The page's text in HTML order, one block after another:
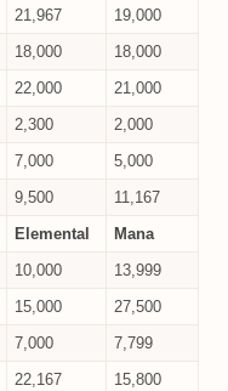
21,967
19,000
18,000
18,000
22,000
21,000
2,300
2,000
7,000
5,000
9,500
11,167
Elemental
Mana
10,000
13,999
15,000
27,500
7,000
7,799
22,167
15,800